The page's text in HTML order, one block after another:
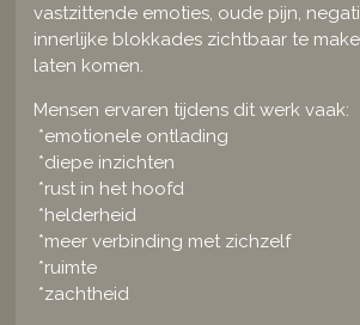
vastzittende emoties, oude pijn,
innerlijke blokkades zichtbaar te
laten komen.
Mensen ervaren tijdens dit werk vaak:
*emotionele ontlading
*diepe inzichten
*rust in het hoofd
*helderheid
*meer verbinding met zichzelf
*ruimte
*zachtheid